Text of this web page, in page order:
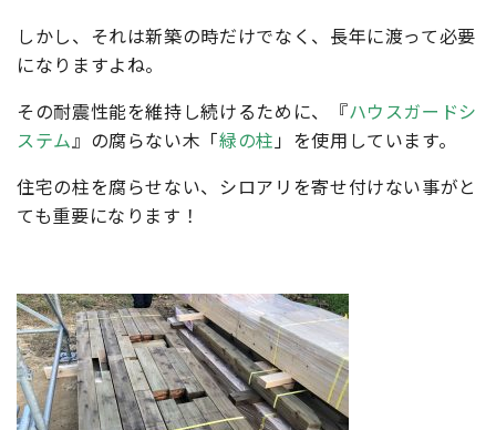
しかし、それは新築の時だけでなく、長年に渡って必要
になりますよね。
その耐震性能を維持し続けるために、『ハウスガードシ
ステム』の腐らない木「緑の柱」を使用しています。
住宅の柱を腐らせない、シロアリを寄せ付けない事がと
ても重要になります！